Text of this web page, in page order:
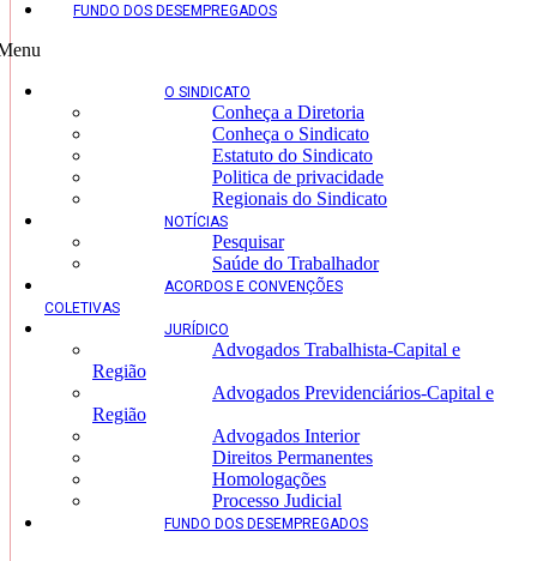
FUNDO DOS DESEMPREGADOS
O SINDICATO
Conheça a Diretoria
Conheça o Sindicato
Estatuto do Sindicato
Politica de privacidade
Regionais do Sindicato
NOTÍCIAS
Pesquisar
Saúde do Trabalhador
ACORDOS E CONVENÇÕES
COLETIVAS
JURÍDICO
Advogados Trabalhista-Capital e
Região
Advogados Previdenciários-Capital e
Região
Advogados Interior
Direitos Permanentes
Homologações
Processo Judicial
FUNDO DOS DESEMPREGADOS